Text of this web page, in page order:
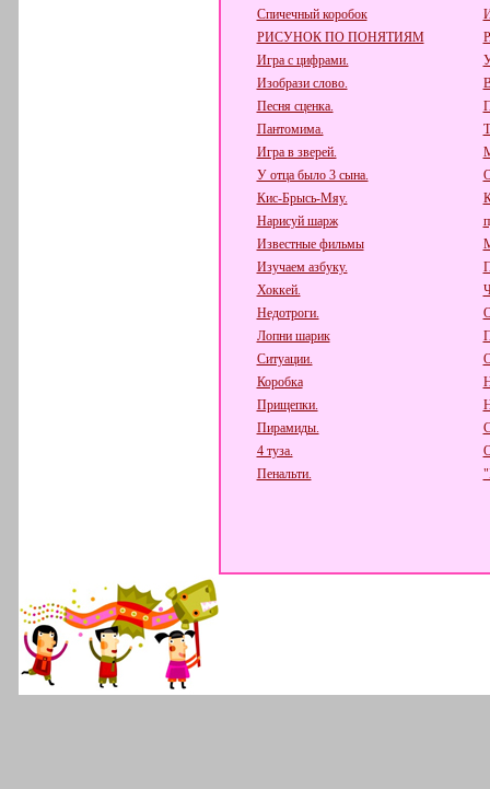
Спичечный коробок
РИСУНОК ПО ПОНЯТИЯМ
Игра с цифрами.
Изобрази слово.
Песня сценка.
Пантомима.
Игра в зверей.
У отца было 3 сына.
Кис-Брысь-Мяу.
Нарисуй шарж
Известные фильмы
Изучаем азбуку.
Хоккей.
Недотроги.
Лопни шарик
Ситуации.
Коробка
Прищепки.
Пирамиды.
4 туза.
Пенальти.